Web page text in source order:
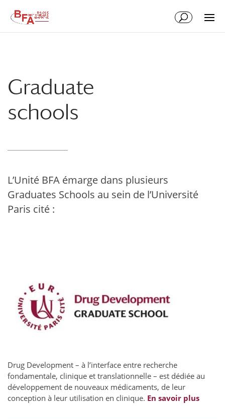
contenu
Graduate
schools
L’Unité BFA émarge dans plusieurs
Graduates Schools au sein de l’Université
Paris cité :
Drug Development – à l’interface entre recherche
fondamentale, clinique et translationnelle – est dédiée au
développement de nouveaux médicaments, de leur
conception à leur utilisation en clinique. En savoir plus